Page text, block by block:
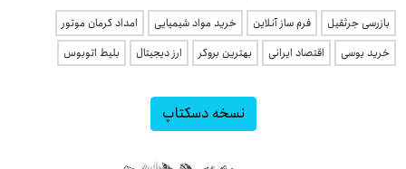
بازرسی جرثقیل فرم ساز آنلاین خرید مواد شیمیایی
امداد کرمان موتور
خرید یوسی
اقتصاد ایرانی بهترین بروکر ارز دیجیتال بلیط اتوبوس
نسخه دسکتاپ